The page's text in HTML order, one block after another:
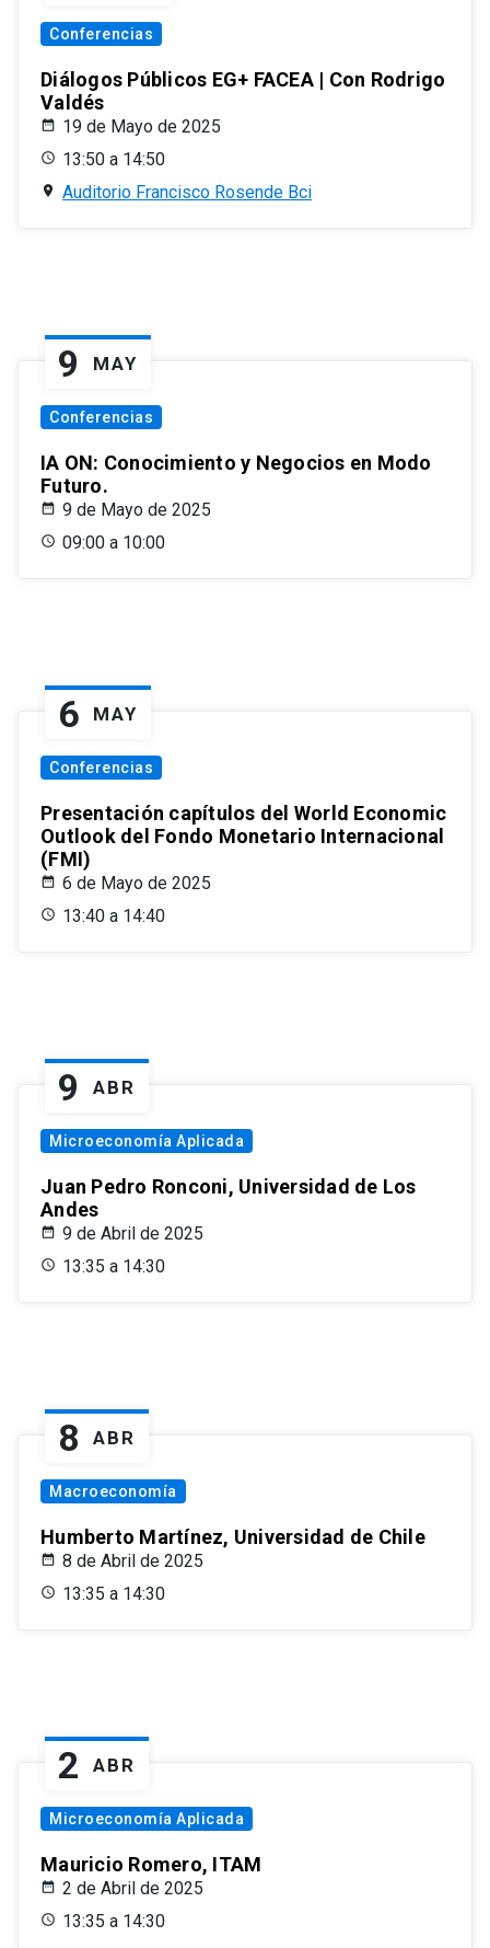
Conferencias
Diálogos Públicos EG+ FACEA | Con Rodrigo
Valdés
19 de Mayo de 2025
13:50 a 14:50
Auditorio Francisco Rosende Bci
9 MAY
Conferencias
IA ON: Conocimiento y Negocios en Modo
Futuro.
9 de Mayo de 2025
09:00 a 10:00
6 MAY
Conferencias
Presentación capítulos del World Economic
Outlook del Fondo Monetario Internacional
(FMI)
6 de Mayo de 2025
13:40 a 14:40
9 ABR
Microeconomía Aplicada
Juan Pedro Ronconi, Universidad de Los
Andes
9 de Abril de 2025
13:35 a 14:30
8 ABR
Macroeconomía
Humberto Martínez, Universidad de Chile
8 de Abril de 2025
13:35 a 14:30
2 ABR
Microeconomía Aplicada
Mauricio Romero, ITAM
2 de Abril de 2025
13:35 a 14:30